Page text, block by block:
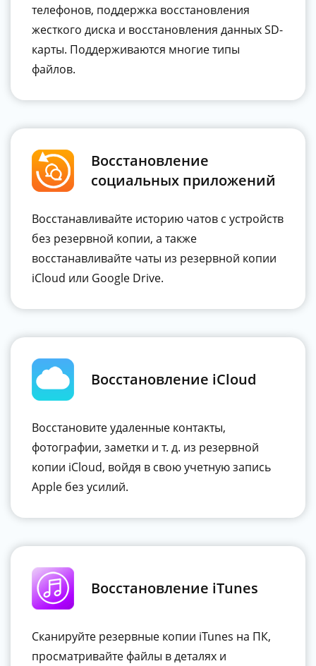
телефонов, поддержка восстановления
жесткого диска и восстановления данных SD-
карты. Поддерживаются многие типы
файлов.
Восстановление
социальных приложений
Восстанавливайте историю чатов с устройств
без резервной копии, а также
восстанавливайте чаты из резервной копии
iCloud или Google Drive.
Восстановление iCloud
Восстановите удаленные контакты,
фотографии, заметки и т. д. из резервной
копии iCloud, войдя в свою учетную запись
Apple без усилий.
Восстановление iTunes
Сканируйте резервные копии iTunes на ПК,
просматривайте файлы в деталях и